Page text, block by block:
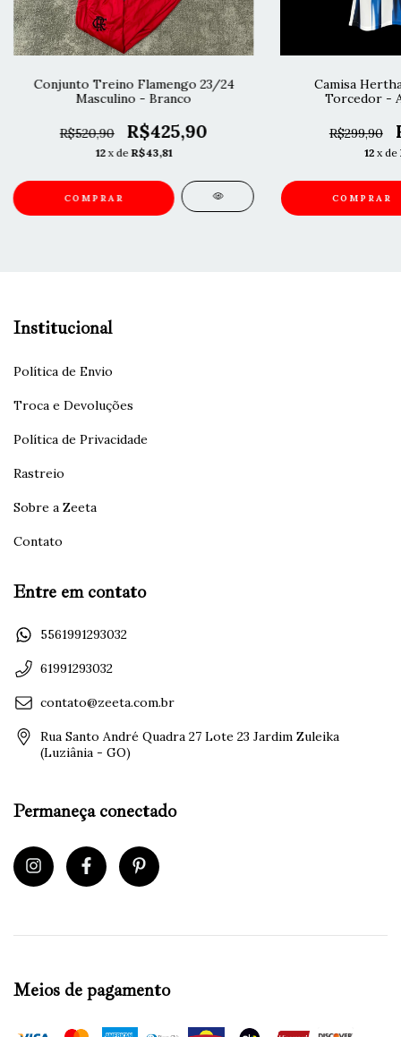
Conjunto Treino Flamengo 23/24
Masculino - Branco
R$520,90 R$425,90
12 x deR$43,81
COMPRAR
Camisa
Torcedor -
R$299,90
12 x de
COMPRAR
Institucional
Política de Envio
Troca e Devoluções
Política de Privacidade
Rastreio
Sobre a Zeeta
Contato
Entre em contato
5561991293032
61991293032
contato@zeeta.com.br
Rua Santo André Quadra 27 Lote 23 Jardim Zuleika
(Luziânia - GO)
Permaneça conectado
Meios de pagamento